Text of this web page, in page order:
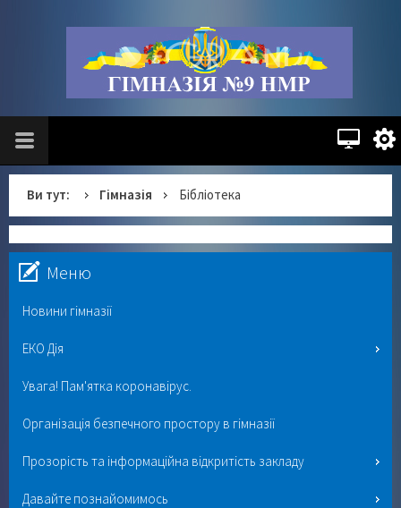
Ви тут: Гімназія Бібліотека
Меню
Новини гімназії
ЕКО Дія
Увага! Пам'ятка коронавірус.
Організація безпечного простору в гімназії
Прозорість та інформаційна відкритість закладу
Давайте познайомимось